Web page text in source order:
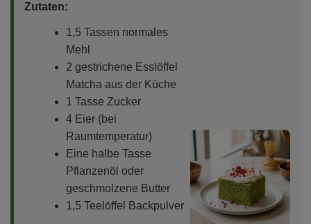
Zutaten:
1,5 Tassen normales
Mehl
2 gestrichene Esslöffel
Matcha aus der Küche
1 Tasse Zucker
4 Eier (bei
Raumtemperatur)
Eine halbe Tasse
Pflanzenöl oder
geschmolzene Butter
1,5 Teelöffel Backpulver